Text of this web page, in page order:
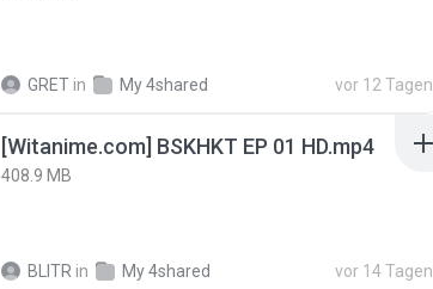
GRET in My 4shared vor 12 Tagen
[Witanime.com] BSKHKT EP 01 HD.mp4
408.9 MB
BLITR in My 4shared vor 14 Tagen